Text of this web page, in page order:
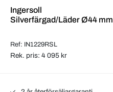
Ingersoll
Silverfärgad/Läder Ø44 mm
Ref: IN1229RSL
Rek. pris: 4 095 kr